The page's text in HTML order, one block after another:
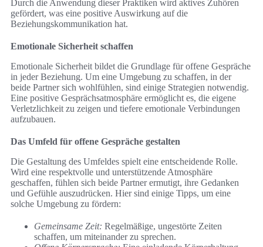
Durch die Anwendung dieser Praktiken wird aktives Zuhören
gefördert, was eine positive Auswirkung auf die
Beziehungskommunikation hat.
Emotionale Sicherheit schaffen
Emotionale Sicherheit bildet die Grundlage für offene Gespräche
in jeder Beziehung. Um eine Umgebung zu schaffen, in der
beide Partner sich wohlfühlen, sind einige Strategien notwendig.
Eine positive Gesprächsatmosphäre ermöglicht es, die eigene
Verletzlichkeit zu zeigen und tiefere emotionale Verbindungen
aufzubauen.
Das Umfeld für offene Gespräche gestalten
Die Gestaltung des Umfeldes spielt eine entscheidende Rolle.
Wird eine respektvolle und unterstützende Atmosphäre
geschaffen, fühlen sich beide Partner ermutigt, ihre Gedanken
und Gefühle auszudrücken. Hier sind einige Tipps, um eine
solche Umgebung zu fördern:
Gemeinsame Zeit: Regelmäßige, ungestörte Zeiten
schaffen, um miteinander zu sprechen.